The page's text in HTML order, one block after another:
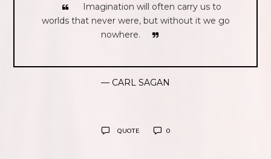
Imagination will often carry us to
worlds that never were, but without it we go
nowhere.
— CARL SAGAN
QUOTE 0